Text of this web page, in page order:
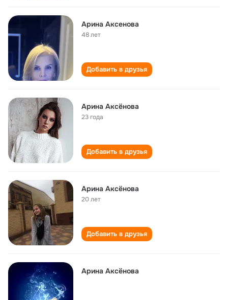
Арина Аксенова
48 лет
Добавить в друзья
Арина Аксёнова
23 года
Добавить в друзья
Арина Аксёнова
20 лет
Добавить в друзья
Арина Аксёнова